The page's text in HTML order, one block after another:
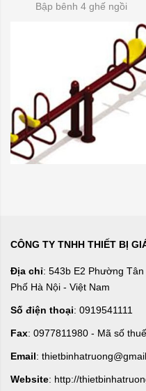
Bập bênh 4 ghế ngồi
CÔNG TY TNHH THIẾT BỊ
Địa chỉ: 543b E2 Phường
Phố Hà Nội - Việt Nam
Số điện thoại: 0919541111
Fax: 0977811980 - Mã số
Email:
Website: http://